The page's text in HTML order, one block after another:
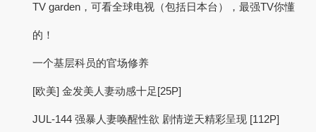
TV garden，可看全球电视（包括日本台），最强TV你懂
的！
一个基层科员的官场修养
[欧美] 金发美人妻动感十足[25P]
JUL-144 强暴人妻唤醒性欲 剧情逆天精彩呈现 [112P]